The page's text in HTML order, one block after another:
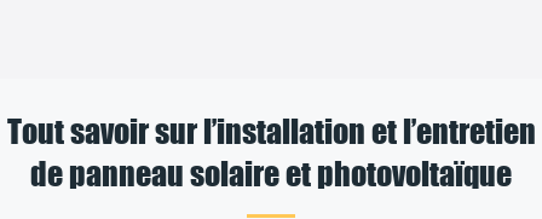
Tout savoir sur l’installation et l’entretien
de panneau solaire et photovoltaïque